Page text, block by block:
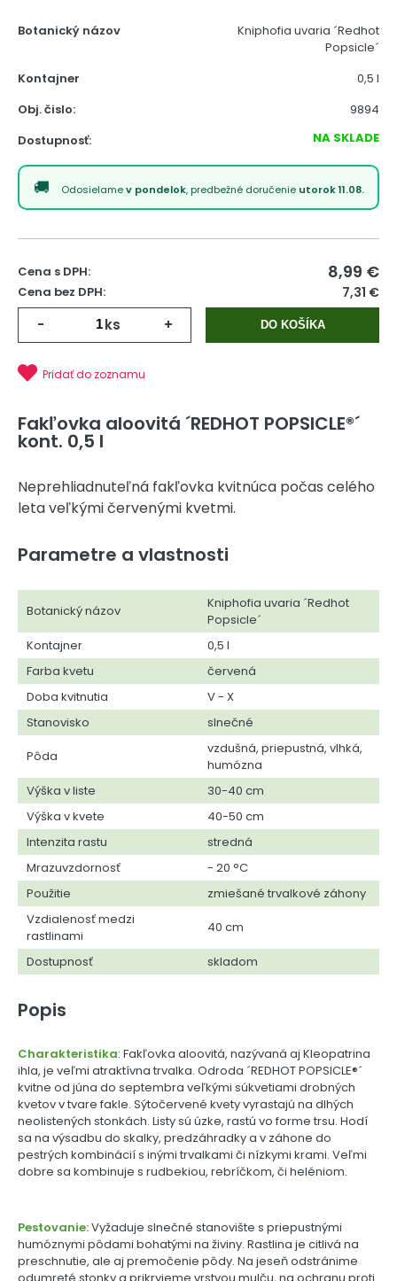
Botanický názov
Kniphofia uvaria ´Redhot
Popsicle´
Kontajner
0,5 l
Obj. čislo:
9894
Dostupnosť:
NA SKLADE
Odosielamev pondelok, predbežné doručenie utorok 11.08.
Cena s DPH: 8,99 €
Cena bez DPH: 7,31 €
- ks + DO KOŠÍKA
Pridať do zoznamu
Fakľovka aloovitá ´REDHOT POPSICLE®´
kont. 0,5 l
Neprehliadnuteľná fakľovka kvitnúca počas celého
leta veľkými červenými kvetmi.
Parametre a vlastnosti
Botanický názov
Kniphofia uvaria ´Redhot
Popsicle´
Kontajner
0,5 l
Farba kvetu
červená
Doba kvitnutia
V - X
Stanovisko
slnečné
Pôda
vzdušná, priepustná, vlhká,
humózna
Výška v liste
30-40 cm
Výška v kvete
40-50 cm
Intenzita rastu
stredná
Mrazuvzdornosť
- 20 °C
Použitie
zmiešané trvalkové záhony
Vzdialenosť medzi
rastlinami
40 cm
Dostupnosť skladom
Popis
Charakteristika: Fakľovka aloovitá, nazývaná aj Kleopatrina
ihla, je veľmi atraktívna trvalka. Odroda ´REDHOT POPSICLE®´
kvitne od júna do septembra veľkými súkvetiami drobných
kvetov v tvare fakle. Sýtočervené kvety vyrastajú na dlhých
neolistených stonkách. Listy sú úzke, rastú vo forme trsu. Hodí
sa na výsadbu do skalky, predzáhradky a v záhone do
pestrých kombinácií s inými trvalkami či nízkymi krami. Veľmi
dobre sa kombinuje s rudbekiou, rebríčkom, či heléniom.
Pestovanie:Vyžaduje slnečné stanovište s priepustnými
humóznymi pôdami bohatými na živiny. Rastlina je citlivá na
preschnutie, ale aj premočenie pôdy. Na jeseň odstránime
odumreté stonky a prikryjeme vrstvou mulču, na ochranu proti